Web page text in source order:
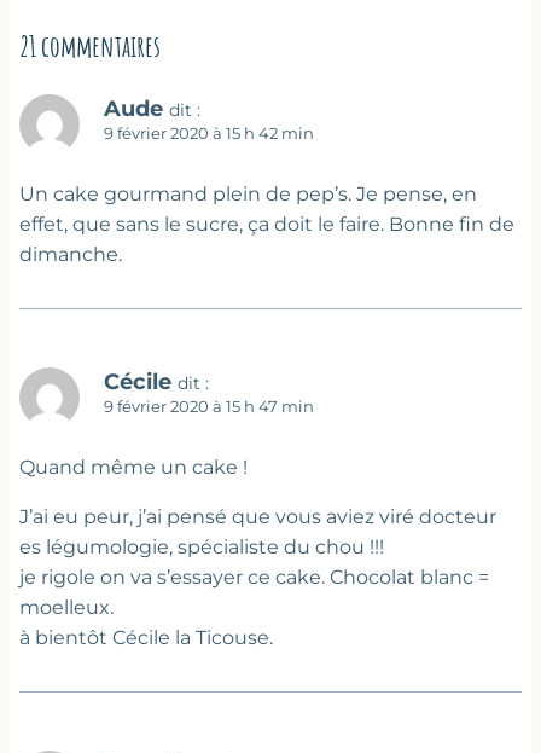
21 commentaires
Aude dit :
9 février 2020 à 15 h 42 min
Un cake gourmand plein de pep’s. Je pense, en
effet, que sans le sucre, ça doit le faire. Bonne fin de
dimanche.
Cécile dit :
9 février 2020 à 15 h 47 min
Quand même un cake !
J’ai eu peur, j’ai pensé que vous aviez viré docteur
es légumologie, spécialiste du chou !!!
je rigole on va s’essayer ce cake. Chocolat blanc =
moelleux.
à bientôt Cécile la Ticouse.